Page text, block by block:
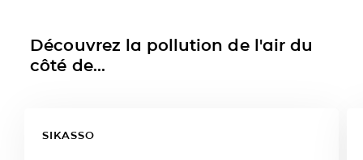
Découvrez la pollution de l'air du
côté de...
SIKASSO